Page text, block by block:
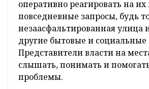
оперативно реагировать на
повседневные запросы, будь
незаасфальтированная улица
другие бытовые и
Представители власти на
слышать, понимать и
проблемы.